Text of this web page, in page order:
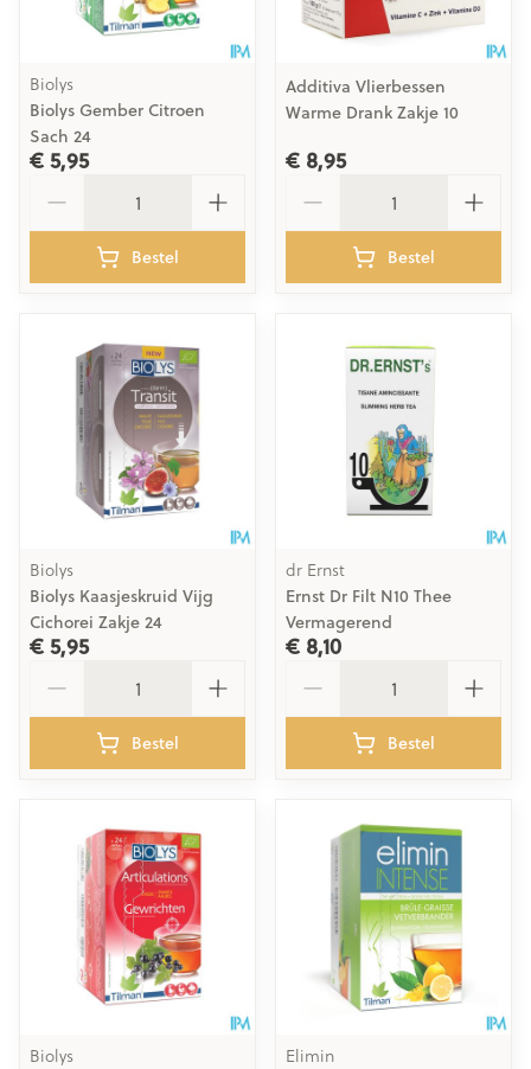
Biolys
Biolys Gember Citroen
Sach 24
€ 5,95
Bestel
Additiva Vlierbessen
Warme Drank Zakje 10
€ 8,95
Bestel
Biolys
Biolys Kaasjeskruid Vijg
Cichorei Zakje 24
€ 5,95
Bestel
dr Ernst
Ernst Dr Filt N10 Thee
Vermagerend
€ 8,10
Bestel
Biolys
Elimin